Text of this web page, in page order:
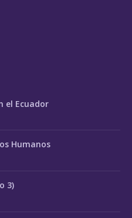
el Ecuador
Humanos
3)